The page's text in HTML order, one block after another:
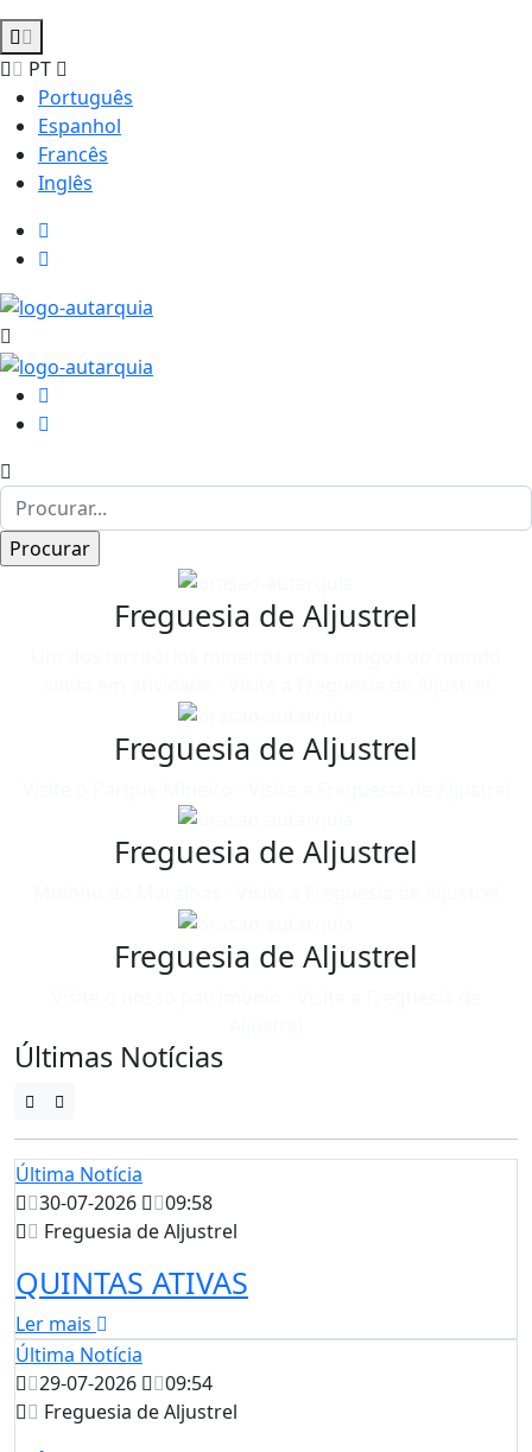
PT
Português
Espanhol
Francês
Inglês
Freguesia de Aljustrel
Freguesia de Aljustrel
Freguesia de Aljustrel
Freguesia de Aljustrel
Últimas Notícias
Última Notícia
30-07-2026
09:58
Freguesia de Aljustrel
QUINTAS ATIVAS
Ler mais
Última Notícia
29-07-2026
09:54
Freguesia de Aljustrel